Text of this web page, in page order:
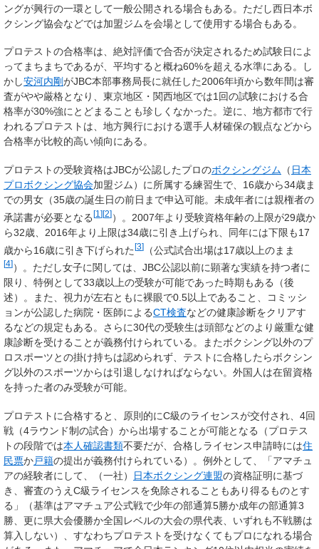
ングが興行の一環として一般公開される場合もある。ただし西日本ボ
クシング協会などでは加盟ジムを会場として使用する場合もある。
プロテストの合格率は、絶対評価で合否が決定されるため試験日によ
ってまちまちであるが、平均すると概ね60%を超える水準にある。し
かし安河内剛がJBC本部事務局長に就任した2006年頃から数年間は審
査がやや厳格となり、東京地区・関西地区では1回の試験における合
格率が30%強にとどまることも珍しくなかった。逆に、地方都市で行
われるプロテストは、地方興行における選手人材確保の観点などから
合格率が比較的高い傾向にある。
プロテストの受験資格はJBCが公認したプロのボクシングジム （ 日本
プロボクシング協会加盟ジム）に所属する練習生で、16歳から34歳ま
での男女（35歳の誕生日の前日まで申込可能。未成年者には親権者の
承諾書が必要となる[1 ][2]）。2007年より受験資格年齢の上限が29歳か
ら32歳、2016年より上限は34歳に引き上げられ、同年には下限も17
歳から16歳に引き下げられた[3] （公式試合出場は17歳以上のまま
[4] ）。ただし女子に関しては、JBC公認以前に顕著な実績を持つ者に
限り、特例として33歳以上の受験が可能であった時期もある（後
述）。また、視力が左右ともに裸眼で0.5以上であること、コミッシ
ョンが公認した病院・医師によるCT検査などの健康診断をクリアす
るなどの規定もある。さらに30代の受験生は頭部などのより厳重な健
康診断を受けることが義務付けられている。またボクシング以外のプ
ロスポーツとの掛け持ちは認められず、テストに合格したらボクシン
グ以外のスポーツからは引退しなければならない。外国人は在留資格
を持った者のみ受験が可能。
プロテストに合格すると、原則的にC級のライセンスが交付され、4回
戦（4ラウンド制の試合）から出場することが可能となる（プロテス
トの段階では本人確認書類不要だが、合格しライセンス申請時には住
民票か戸籍の提出が義務付けられている）。例外として、「アマチュ
アの経験者にして、（一社）
日本ボクシング連盟の資格証明に基づ
き、審査のうえC級ライセンスを免除されることもあり得るものとす
る」（基準はアマチュア公式戦で少年の部通算5勝か成年の部通算3
勝、更に県大会優勝か全国レベルの大会の県代表、いずれも不戦勝は
算入しない）、すなわちプロテストを受けなくてもプロになれる場合